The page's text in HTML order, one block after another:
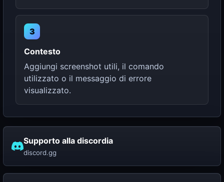
3
Contesto
Aggiungi screenshot utili, il comando
utilizzato o il messaggio di errore
visualizzato.
Supporto alla discordia
discord.gg